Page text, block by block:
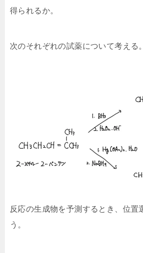
得られるか。
次のそれぞれの試薬について考える。
反応の生成物を予測するとき、位置
う。